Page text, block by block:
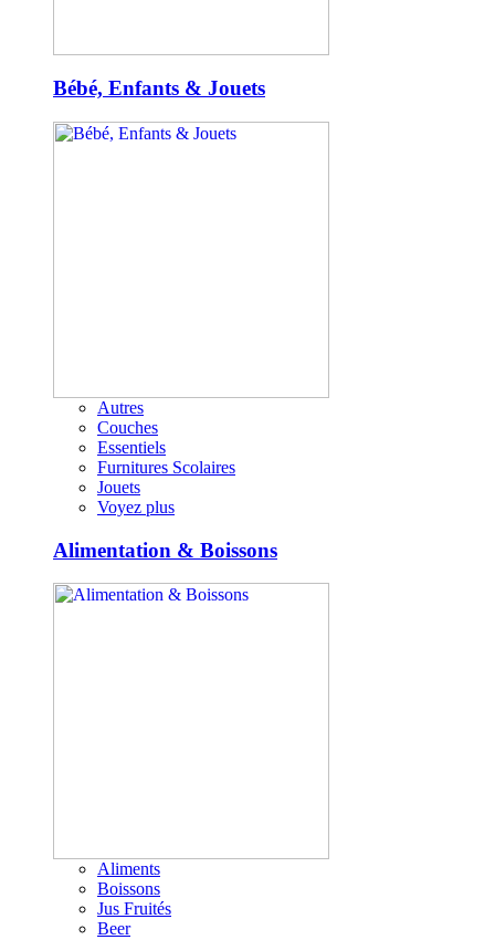
Bébé, Enfants & Jouets
Autres
Couches
Essentiels
Furnitures Scolaires
Jouets
Voyez plus
Alimentation & Boissons
Aliments
Boissons
Jus Fruités
Beer